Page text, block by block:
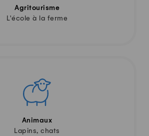
Agritourisme
L'école à la ferme
Animaux
Lapins, chats